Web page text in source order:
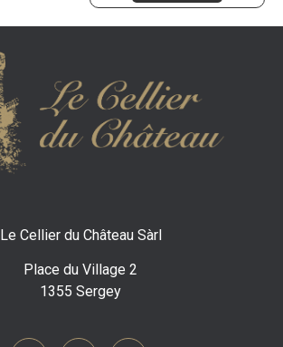
Le Cellier du Château Sàrl
Place du Village 2
1355 Sergey